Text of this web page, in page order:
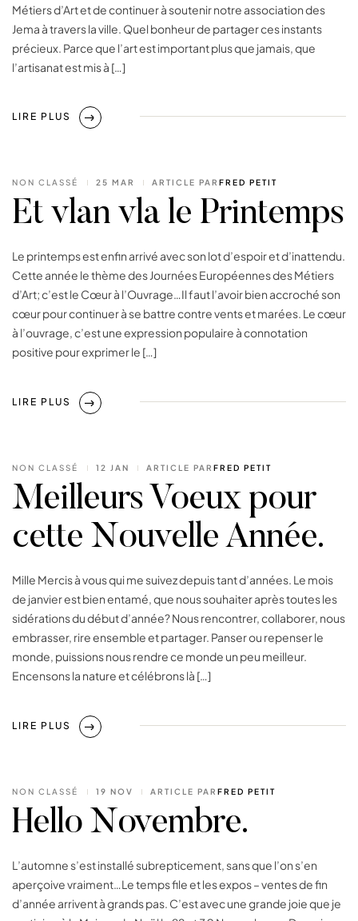
Métiers d’Art et de continuer à soutenir notre association des
Jema à travers la ville. Quel bonheur de partager ces instants
précieux. Parce que l’art est important plus que jamais, que
l’artisanat est mis à […]
LIRE PLUS
NON CLASSÉ 25 MAR ARTICLE PAR FRED PETIT
Et vlan vla le Printemps
Le printemps est enfin arrivé avec son lot d’espoir et d’inattendu.
Cette année le thème des Journées Européennes des Métiers
d’Art; c’est le Cœur à l’Ouvrage…Il faut l’avoir bien accroché son
cœur pour continuer à se battre contre vents et marées. Le cœur
à l’ouvrage, c’est une expression populaire à connotation
positive pour exprimer le […]
LIRE PLUS
NON CLASSÉ 12 JAN ARTICLE PAR FRED PETIT
Meilleurs Voeux pour
cette Nouvelle Année.
Mille Mercis à vous qui me suivez depuis tant d’années. Le mois
de janvier est bien entamé, que nous souhaiter après toutes les
sidérations du début d’année? Nous rencontrer, collaborer, nous
embrasser, rire ensemble et partager. Panser ou repenser le
monde, puissions nous rendre ce monde un peu meilleur.
Encensons la nature et célébrons là […]
LIRE PLUS
NON CLASSÉ 19 NOV ARTICLE PAR FRED PETIT
Hello Novembre.
L’automne s’est installé subrepticement, sans que l’on s’en
aperçoive vraiment…Le temps file et les expos – ventes de fin
d’année arrivent à grands pas. C’est avec une grande joie que je